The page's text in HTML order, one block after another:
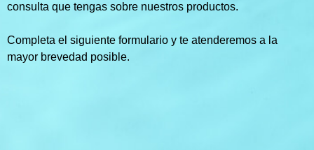
consulta que tengas sobre nuestros productos.
Completa el siguiente formulario y te atenderemos a la
mayor brevedad posible.